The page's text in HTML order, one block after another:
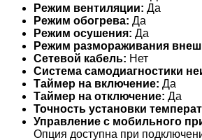
Режим вентиляции: Да
Режим обогрева: Да
Режим осушения: Да
Режим размораживания
Сетевой кабель: Нет
Система самодиагностики
Таймер на включение: Да
Таймер на отключение: Да
Точность установки
Управление c мобильного
Опция доступна при